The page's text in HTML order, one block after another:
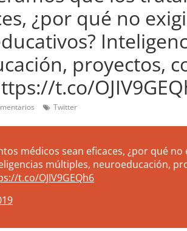
¿por qué no
proyectos,
t.co/
Twitter
médicos sean eficaces, ¿por qué
múltiples, neuroeducación,
t.co/OJIV9GEQh6